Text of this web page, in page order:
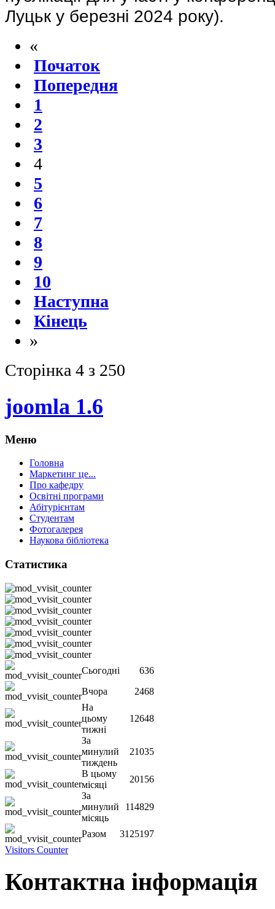
Луцьк у березні 2024 року).
«
Початок
Попередня
1
2
3
4
5
6
7
8
9
10
Наступна
Кінець
»
Сторінка 4 з 250
joomla 1.6
Меню
Головна
Маркетинг це...
Про кафедру
Освітні програми
Абітурієнтам
Студентам
Фотогалерея
Наукова бібліотека
Статистика
Сьогодні
636
Вчора
2468
На
цьому
тижні
12648
За
минулий
тиждень
21035
В цьому
місяці
20156
За
минулий
місяць
114829
Разом
3125197
Visitors Counter
Контактна інформація